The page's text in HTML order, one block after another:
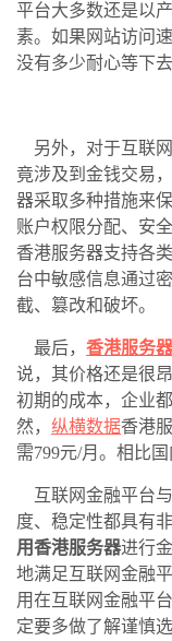
平台大多数还是以
素。如果网站访问
没有多少耐心等下
另外，对于互联
竟涉及到金钱交易
器采取多种措施来
账户权限分配、安
香港服务器支持各
台中敏感信息通过
截、篡改和破坏。
最后， 香港服务
说，其价格还是很
初期的成本，企业
然， 纵横数据香港
需799元/月。相比
互联网金融平台
度、稳定性都具有
用香港服务器进行
地满足互联网金融
用在互联网金融平
定要多做了解谨慎